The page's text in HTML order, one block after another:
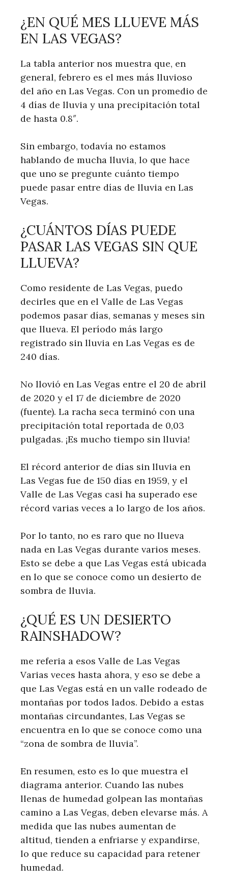
¿EN QUÉ MES LLUEVE MÁS
EN LAS VEGAS?
La tabla anterior nos muestra que, en
general, febrero es el mes más lluvioso
del año en Las Vegas. Con un promedio de
4 días de lluvia y una precipitación total
de hasta 0.8″.
Sin embargo, todavía no estamos
hablando de mucha lluvia, lo que hace
que uno se pregunte cuánto tiempo
puede pasar entre días de lluvia en Las
Vegas.
¿CUÁNTOS DÍAS PUEDE
PASAR LAS VEGAS SIN QUE
LLUEVA?
Como residente de Las Vegas, puedo
decirles que en el Valle de Las Vegas
podemos pasar días, semanas y meses sin
que llueva. El período más largo
registrado sin lluvia en Las Vegas es de
240 días.
No llovió en Las Vegas entre el 20 de abril
de 2020 y el 17 de diciembre de 2020
(fuente). La racha seca terminó con una
precipitación total reportada de 0,03
pulgadas. ¡Es mucho tiempo sin lluvia!
El récord anterior de días sin lluvia en
Las Vegas fue de 150 días en 1959, y el
Valle de Las Vegas casi ha superado ese
récord varias veces a lo largo de los años.
Por lo tanto, no es raro que no llueva
nada en Las Vegas durante varios meses.
Esto se debe a que Las Vegas está ubicada
en lo que se conoce como un desierto de
sombra de lluvia.
¿QUÉ ES UN DESIERTO
RAINSHADOW?
me referia a esos Valle de Las Vegas
Varias veces hasta ahora, y eso se debe a
que Las Vegas está en un valle rodeado de
montañas por todos lados. Debido a estas
montañas circundantes, Las Vegas se
encuentra en lo que se conoce como una
“zona de sombra de lluvia”.
En resumen, esto es lo que muestra el
diagrama anterior. Cuando las nubes
llenas de humedad golpean las montañas
camino a Las Vegas, deben elevarse más. A
medida que las nubes aumentan de
altitud, tienden a enfriarse y expandirse,
lo que reduce su capacidad para retener
humedad.